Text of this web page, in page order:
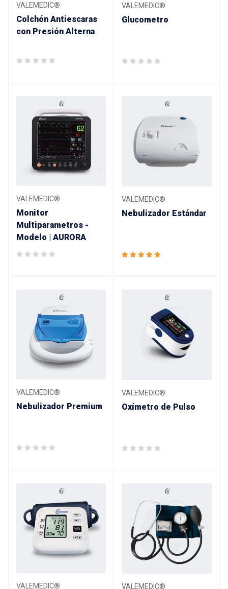
VALEMEDIC®
Colchón Antiescaras
con Presión Alterna
VALEMEDIC®
Glucometro
VALEMEDIC®
Monitor
Multiparametros -
Modelo | AURORA
VALEMEDIC®
Nebulizador Estándar
VALEMEDIC®
Nebulizador Premium
VALEMEDIC®
Oxímetro de Pulso
VALEMEDIC® VALEMEDIC®